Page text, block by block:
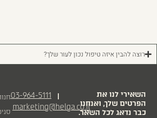
רוצה להבין איזה טיפול נכון לעור שלך?
03-964-5111 |
marketing@helga.co.il
השאירי לנו את
הפרטים שלך, ואנחנו
כבר נדאג לכל השאר.